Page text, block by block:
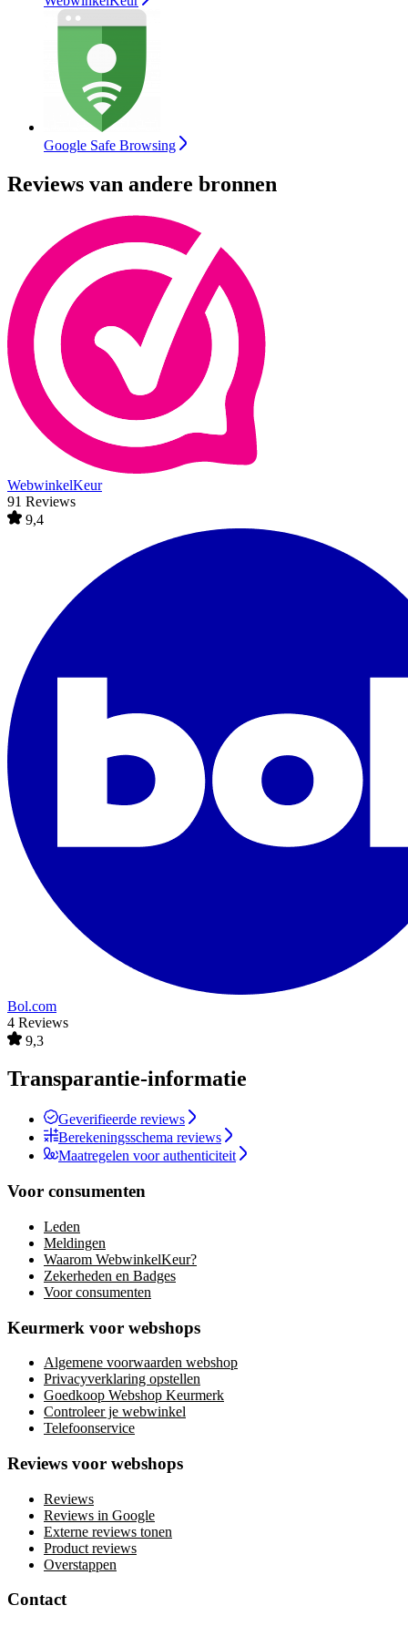
Google Safe Browsing
Reviews van andere bronnen
WebwinkelKeur
91 Reviews
9,4
Bol.com
4 Reviews
9,3
Transparantie-informatie
Geverifieerde reviews
Berekeningsschema reviews
Maatregelen voor authenticiteit
Voor consumenten
Leden
Meldingen
Waarom WebwinkelKeur?
Zekerheden en Badges
Voor consumenten
Keurmerk voor webshops
Algemene voorwaarden webshop
Privacyverklaring opstellen
Goedkoop Webshop Keurmerk
Controleer je webwinkel
Telefoonservice
Reviews voor webshops
Reviews
Reviews in Google
Externe reviews tonen
Product reviews
Overstappen
Contact